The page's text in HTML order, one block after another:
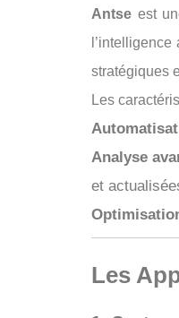
Antse est
stratégiques
Les
Analyse
et
Les